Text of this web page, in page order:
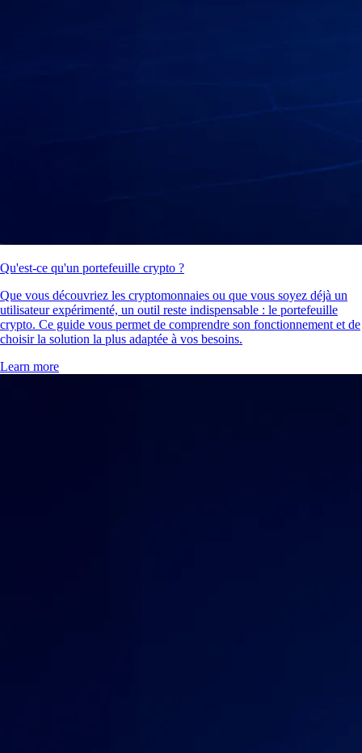
Qu'est-ce qu'un portefeuille crypto ?
Que vous découvriez les cryptomonnaies ou que vous soyez déjà un
utilisateur expérimenté, un outil reste indispensable : le portefeuille
crypto. Ce guide vous permet de comprendre son fonctionnement et de
choisir la solution la plus adaptée à vos besoins.
Learn more